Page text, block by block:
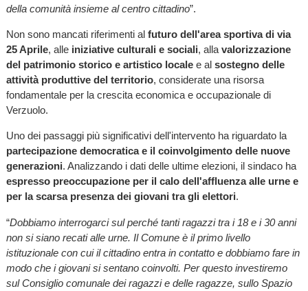
della comunità insieme al centro cittadino”.
Non sono mancati riferimenti al futuro dell'area sportiva di via
25 Aprile, alle iniziative culturali e sociali, alla valorizzazione
del patrimonio storico e artistico localee al sostegno delle
attività produttive del territorio, considerate una risorsa
fondamentale per la crescita economica e occupazionale di
Verzuolo.
Uno dei passaggi più significativi dell'intervento ha riguardato la
partecipazione democratica e il coinvolgimento delle nuove
generazioni. Analizzando i dati delle ultime elezioni, il sindaco ha
espresso preoccupazione per il calo dell'affluenza alle urne e
per la scarsa presenza dei giovani tra gli elettori.
“Dobbiamo interrogarci sul perché tanti ragazzi tra i 18 e i 30 anni
non si siano recati alle urne. Il Comune è il primo livello
istituzionale con cui il cittadino entra in contatto e dobbiamo fare in
modo che i giovani si sentano coinvolti. Per questo investiremo
sul Consiglio comunale dei ragazzi e delle ragazze, sullo Spazio